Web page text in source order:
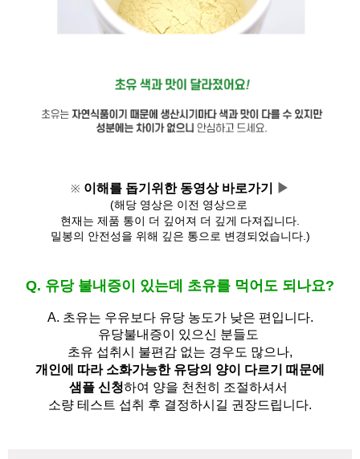
※ 이해를 돕기위한 동영상 바로가기 ▶
(해당 영상은 이전 영상으로
현재는 제품 통이 더 깊어져 더 깊게 다져집니다.
밀봉의 안전성을 위해 깊은 통으로 변경되었습니다.)
Q. 유당 불내증이 있는데 초유를 먹어도 되나요?
A. 초유는 우유보다 유당 농도가 낮은 편입니다.
유당불내증이 있으신 분들도
초유 섭취시 불편감 없는 경우도 많으나,
개인에 따라 소화가능한 유당의 양이 다르기 때문에
샘플 신청하여 양을 천천히 조절하셔서
소량 테스트 섭취 후 결정하시길 권장드립니다.